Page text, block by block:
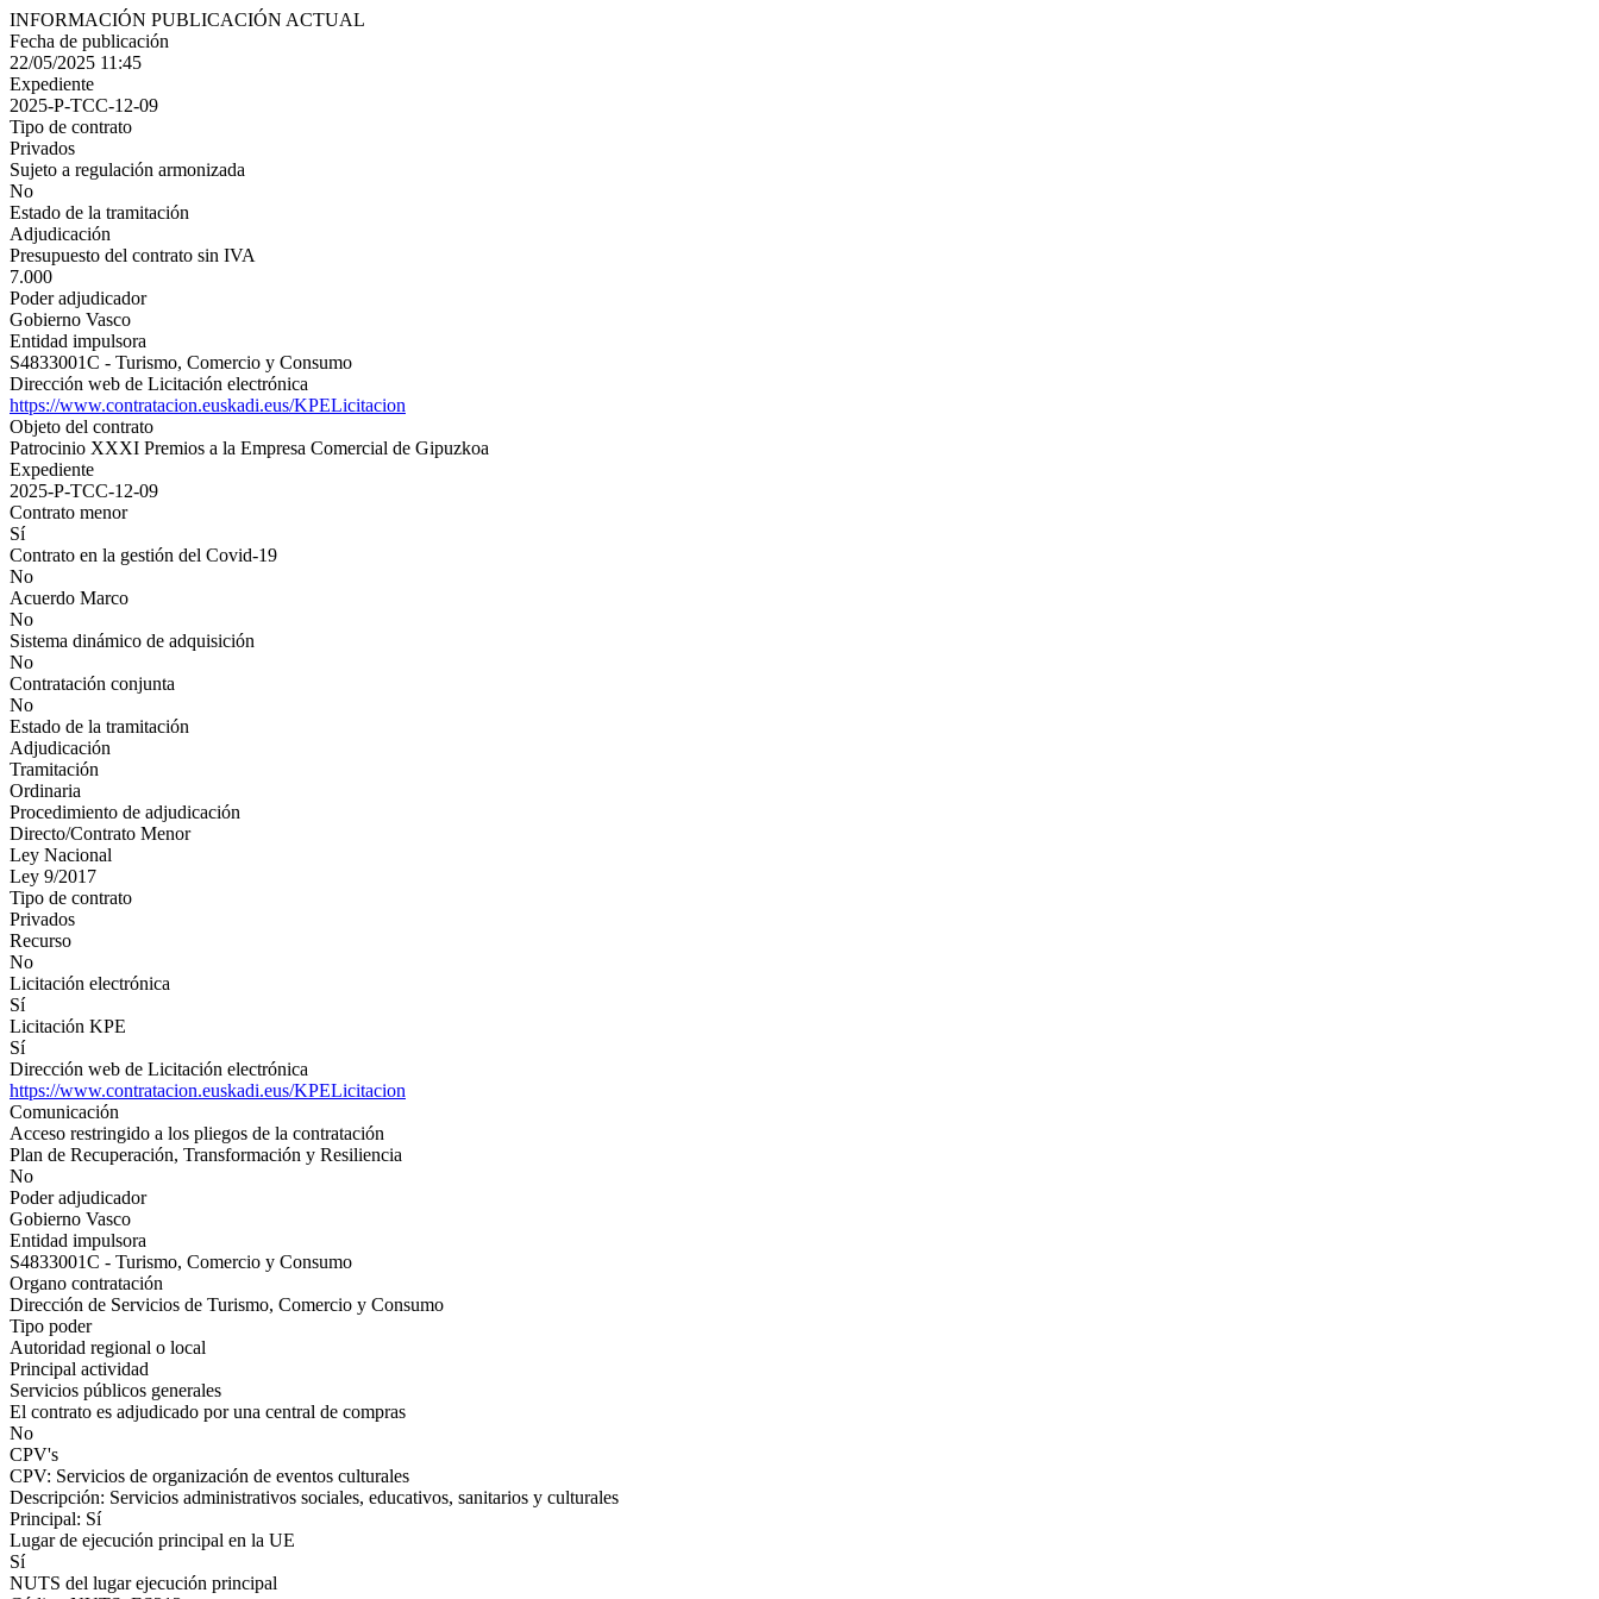
INFORMACIÓN PUBLICACIÓN ACTUAL
Fecha de publicación
22/05/2025 11:45
Expediente
2025-P-TCC-12-09
Tipo de contrato
Privados
Sujeto a regulación armonizada
No
Estado de la tramitación
Adjudicación
Presupuesto del contrato sin IVA
7.000
Poder adjudicador
Gobierno Vasco
Entidad impulsora
S4833001C - Turismo, Comercio y Consumo
Dirección web de Licitación electrónica
https://www.contratacion.euskadi.eus/KPELicitacion
Objeto del contrato
Patrocinio XXXI Premios a la Empresa Comercial de Gipuzkoa
Expediente
2025-P-TCC-12-09
Contrato menor
Sí
Contrato en la gestión del Covid-19
No
Acuerdo Marco
No
Sistema dinámico de adquisición
No
Contratación conjunta
No
Estado de la tramitación
Adjudicación
Tramitación
Ordinaria
Procedimiento de adjudicación
Directo/Contrato Menor
Ley Nacional
Ley 9/2017
Tipo de contrato
Privados
Recurso
No
Licitación electrónica
Sí
Licitación KPE
Sí
Dirección web de Licitación electrónica
https://www.contratacion.euskadi.eus/KPELicitacion
Comunicación
Acceso restringido a los pliegos de la contratación
Plan de Recuperación, Transformación y Resiliencia
No
Poder adjudicador
Gobierno Vasco
Entidad impulsora
S4833001C - Turismo, Comercio y Consumo
Organo contratación
Dirección de Servicios de Turismo, Comercio y Consumo
Tipo poder
Autoridad regional o local
Principal actividad
Servicios públicos generales
El contrato es adjudicado por una central de compras
No
CPV's
CPV: Servicios de organización de eventos culturales
Descripción: Servicios administrativos sociales, educativos, sanitarios y culturales
Principal: Sí
Lugar de ejecución principal en la UE
Sí
NUTS del lugar ejecución principal